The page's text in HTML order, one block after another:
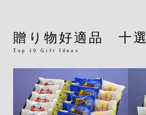
贈り物好適品 十選
Top 10 Gift Ideas